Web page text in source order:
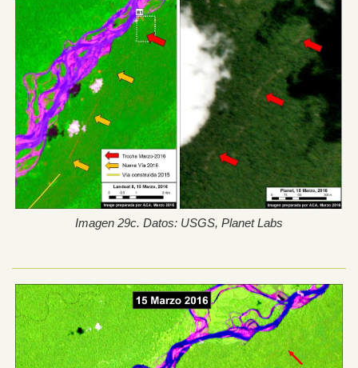
Imagen 29c. Datos: USGS, Planet Labs